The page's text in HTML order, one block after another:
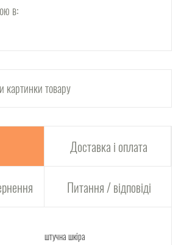
в:
картинки товару
Доставка і оплата
Питання / відповіді
штучна шкіра